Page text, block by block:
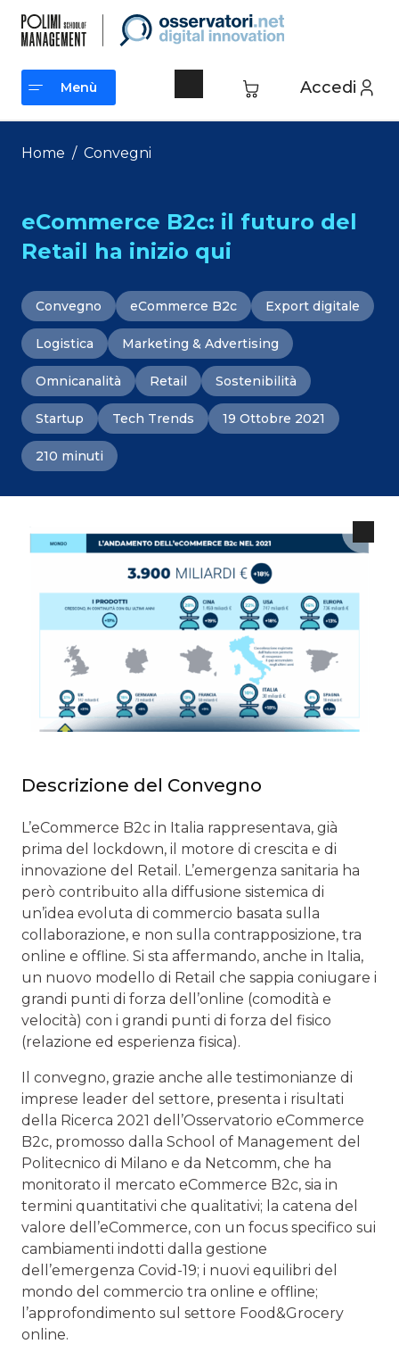
contenuto
Accedi
Menù
Menù
Home / Convegni
eCommerce B2c: il futuro del
Retail ha inizio qui
Convegno eCommerce B2c Export digitale
Logistica Marketing & Advertising
Omnicanalità Retail Sostenibilità
Startup Tech Trends 19 Ottobre 2021
210 minuti
Descrizione del Convegno
L’eCommerce B2c in Italia rappresentava, già
prima del lockdown, il motore di crescita e di
innovazione del Retail. L’emergenza sanitaria ha
però contribuito alla diffusione sistemica di
un’idea evoluta di commercio basata sulla
collaborazione, e non sulla contrapposizione, tra
online e offline. Si sta affermando, anche in Italia,
un nuovo modello di Retail che sappia coniugare i
grandi punti di forza dell’online (comodità e
velocità) con i grandi punti di forza del fisico
(relazione ed esperienza fisica).
Il convegno, grazie anche alle testimonianze di
imprese leader del settore, presenta i risultati
della Ricerca 2021 dell’Osservatorio eCommerce
B2c, promosso dalla School of Management del
Politecnico di Milano e da Netcomm, che ha
monitorato il mercato eCommerce B2c, sia in
termini quantitativi che qualitativi; la catena del
valore dell’eCommerce, con un focus specifico sui
cambiamenti indotti dalla gestione
dell’emergenza Covid-19; i nuovi equilibri del
mondo del commercio tra online e offline;
l’approfondimento sul settore Food&Grocery
online.